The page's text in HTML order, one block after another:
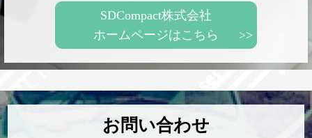
SDCompact株式会社
ホームページはこちら
お問い合わせ